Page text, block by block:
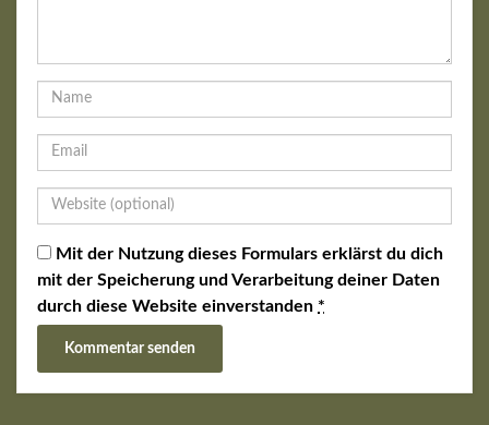
Mit der Nutzung dieses Formulars erklärst du dich
mit der Speicherung und Verarbeitung deiner Daten
durch diese Website einverstanden *